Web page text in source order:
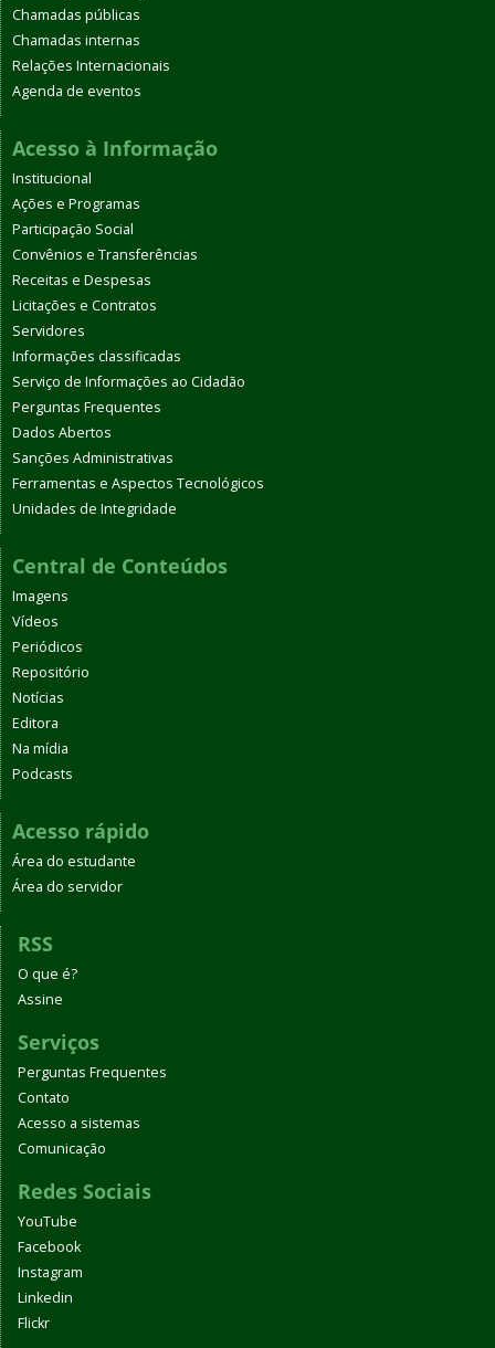
Chamadas públicas
Chamadas internas
Relações Internacionais
Agenda de eventos
Acesso à Informação
Institucional
Ações e Programas
Participação Social
Convênios e Transferências
Receitas e Despesas
Licitações e Contratos
Servidores
Informações classificadas
Serviço de Informações ao Cidadão
Perguntas Frequentes
Dados Abertos
Sanções Administrativas
Ferramentas e Aspectos Tecnológicos
Unidades de Integridade
Central de Conteúdos
Imagens
Vídeos
Periódicos
Repositório
Notícias
Editora
Na mídia
Podcasts
Acesso rápido
Área do estudante
Área do servidor
RSS
O que é?
Assine
Serviços
Perguntas Frequentes
Contato
Acesso a sistemas
Comunicação
Redes Sociais
YouTube
Facebook
Instagram
Linkedin
Flickr